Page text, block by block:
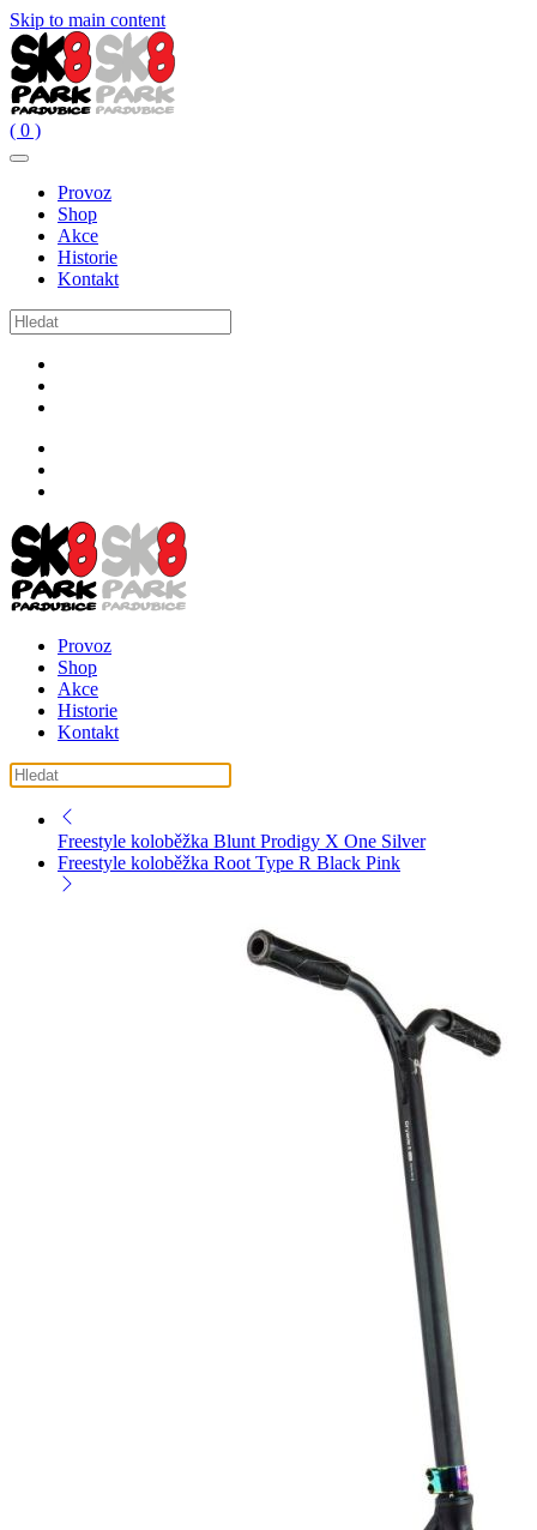
Skip to main content
( 0 )
Provoz
Shop
Akce
Historie
Kontakt
Provoz
Shop
Akce
Historie
Kontakt
Freestyle koloběžka Blunt Prodigy X One Silver
Freestyle koloběžka Root Type R Black Pink